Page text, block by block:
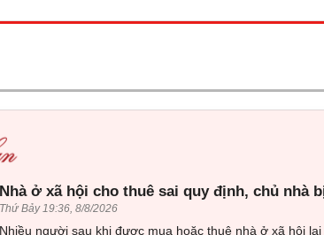
Nhà ở xã hội cho thuê sai quy định, chủ nhà
Thứ Bảy 19:36, 8/8/2026
Nhiều người sau khi được mua hoặc thuê nhà ở xã hội